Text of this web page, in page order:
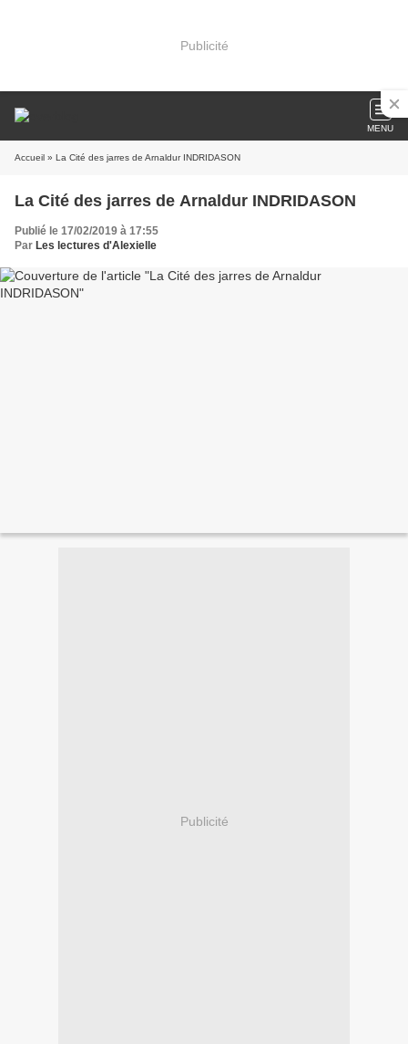
Publicité
MENU
Accueil » La Cité des jarres de Arnaldur INDRIDASON
La Cité des jarres de Arnaldur INDRIDASON
Publié le 17/02/2019 à 17:55
Par Les lectures d'Alexielle
Publicité